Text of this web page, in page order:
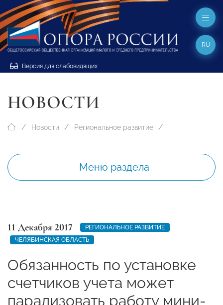
Версия для слабовидящих
RU
НОВОСТИ
Новости Региональное развитие
Меню раздела
11 Декабря 2017
РЕГИОНАЛЬНОЕ РАЗВИТИЕ
ЧЕЛЯБИНСКАЯ ОБЛАСТЬ
Обязанность по установке
счетчиков учета может
парализовать работу мини-